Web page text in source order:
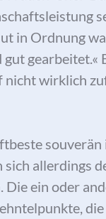
in Ordnung
gut
nicht wirklich
allerdings
Die ein oder